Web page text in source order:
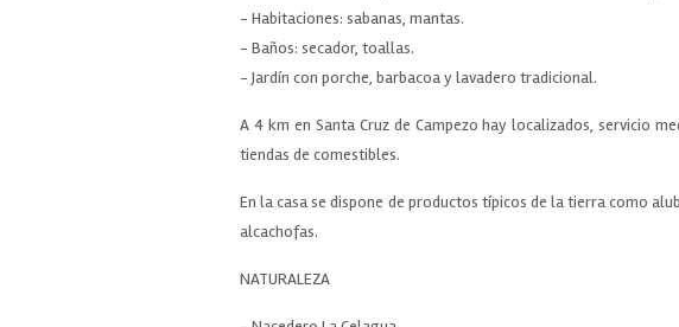
- Habitaciones: sabanas, mantas.
- Baños: secador, toallas.
- Jardín con porche, barbacoa y lavadero tradicional.
A 4 km en Santa Cruz de Campezo hay localizados, servicio
tiendas de comestibles.
En la casa se dispone de productos típicos de la tierra como
alcachofas.
NATURALEZA